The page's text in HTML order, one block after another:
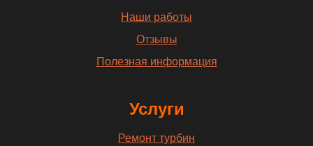
Наши работы
Отзывы
Полезная информация
Услуги
Ремонт турбин